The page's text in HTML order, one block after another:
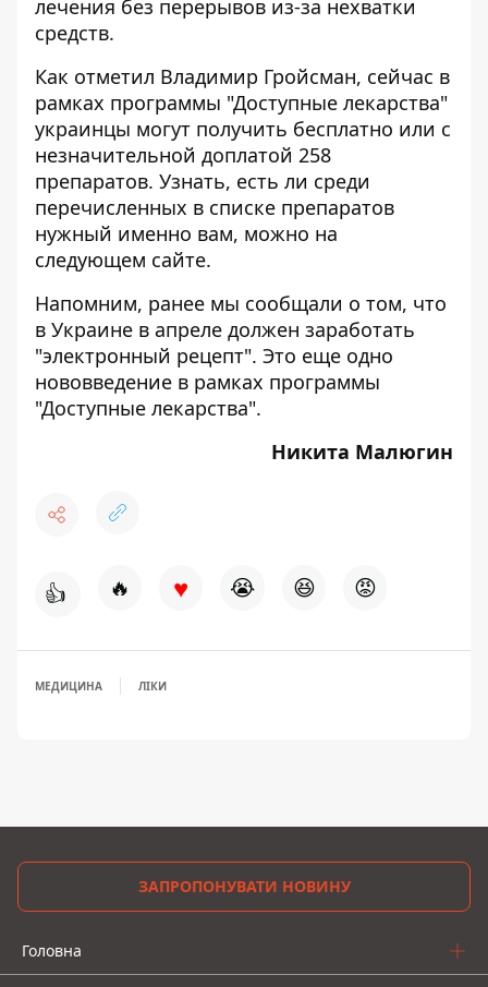
лечения без перерывов из-за нехватки
средств.
Как отметил Владимир Гройсман, сейчас в
рамках программы "Доступные лекарства"
украинцы могут получить бесплатно или с
незначительной доплатой 258
препаратов. Узнать, есть ли среди
перечисленных в списке препаратов
нужный именно вам, можно на
следующем сайте.
Напомним, ранее мы сообщали о том, что
в Украине в апреле должен заработать
"электронный рецепт". Это еще одно
нововведение в рамках программы
"Доступные лекарства".
Никита Малюгин
👍 🔥 ♥ 😭 😆 😡
МЕДИЦИНА ЛІКИ
ЗАПРОПОНУВАТИ НОВИНУ
Головна